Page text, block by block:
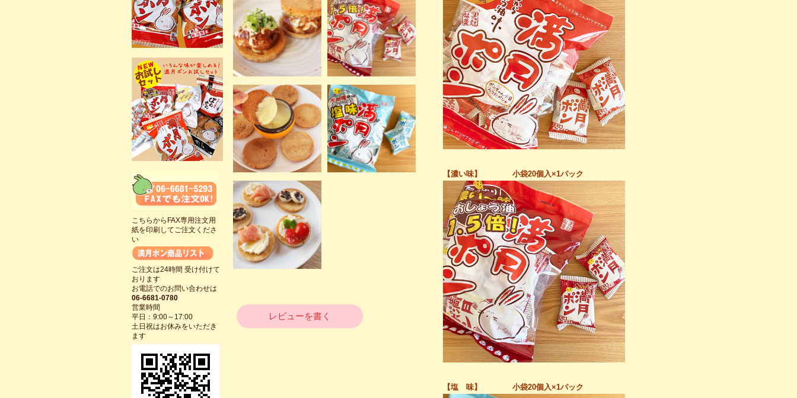
こちらからFAX専用注文用
紙を印刷してご注文くださ
い
ご注文は24時間 受け付けて
おります
お電話でのお問い合わせは
06-6681-0780
営業時間
平日：9:00～17:00
土日祝はお休みをいただき
ます
【濃い味】 小袋20個入×1パック
【塩 味】 小袋20個入×1パック
レビューを書く